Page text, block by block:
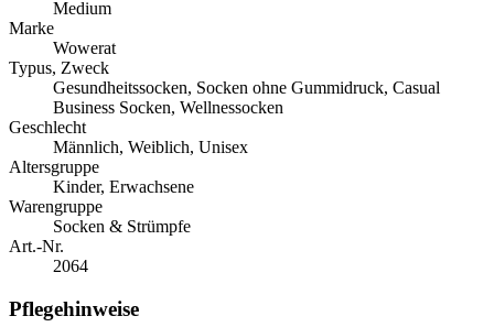
Medium
Marke
Wowerat
Typus, Zweck
Gesundheitssocken, Socken ohne Gummidruck, Casual
Business Socken, Wellnessocken
Geschlecht
Männlich, Weiblich, Unisex
Altersgruppe
Kinder, Erwachsene
Warengruppe
Socken & Strümpfe
Art.-Nr.
2064
Pflegehinweise